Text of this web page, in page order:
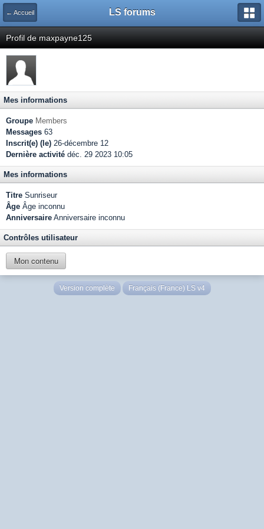
← Accueil LS forums
Profil de maxpayne125
Mes informations
Groupe Members
Messages 63
Inscrit(e) (le) 26-décembre 12
Dernière activité déc. 29 2023 10:05
Mes informations
Titre Sunriseur
Âge Âge inconnu
Anniversaire Anniversaire inconnu
Contrôles utilisateur
Mon contenu
Version complète Français (France) LS v4